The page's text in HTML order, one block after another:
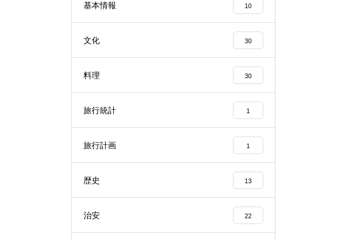
基本情報 10
文化 30
料理 30
旅行統計 1
旅行計画 1
歴史 13
治安 22